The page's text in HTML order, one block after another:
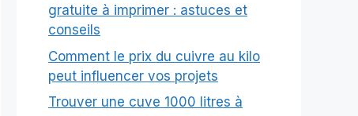
gratuite à imprimer : astuces et
conseils
Comment le prix du cuivre au kilo
peut influencer vos projets
Trouver une cuve 1000 litres à